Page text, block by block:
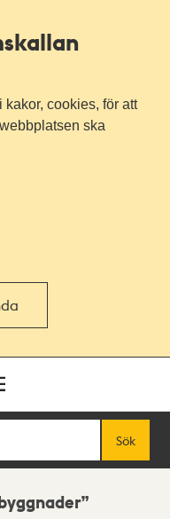
cookies, för att
ska
Sök